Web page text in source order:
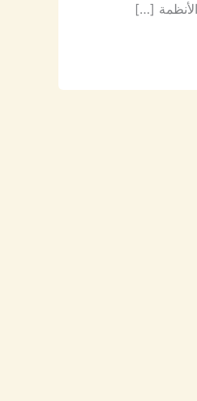
[…]